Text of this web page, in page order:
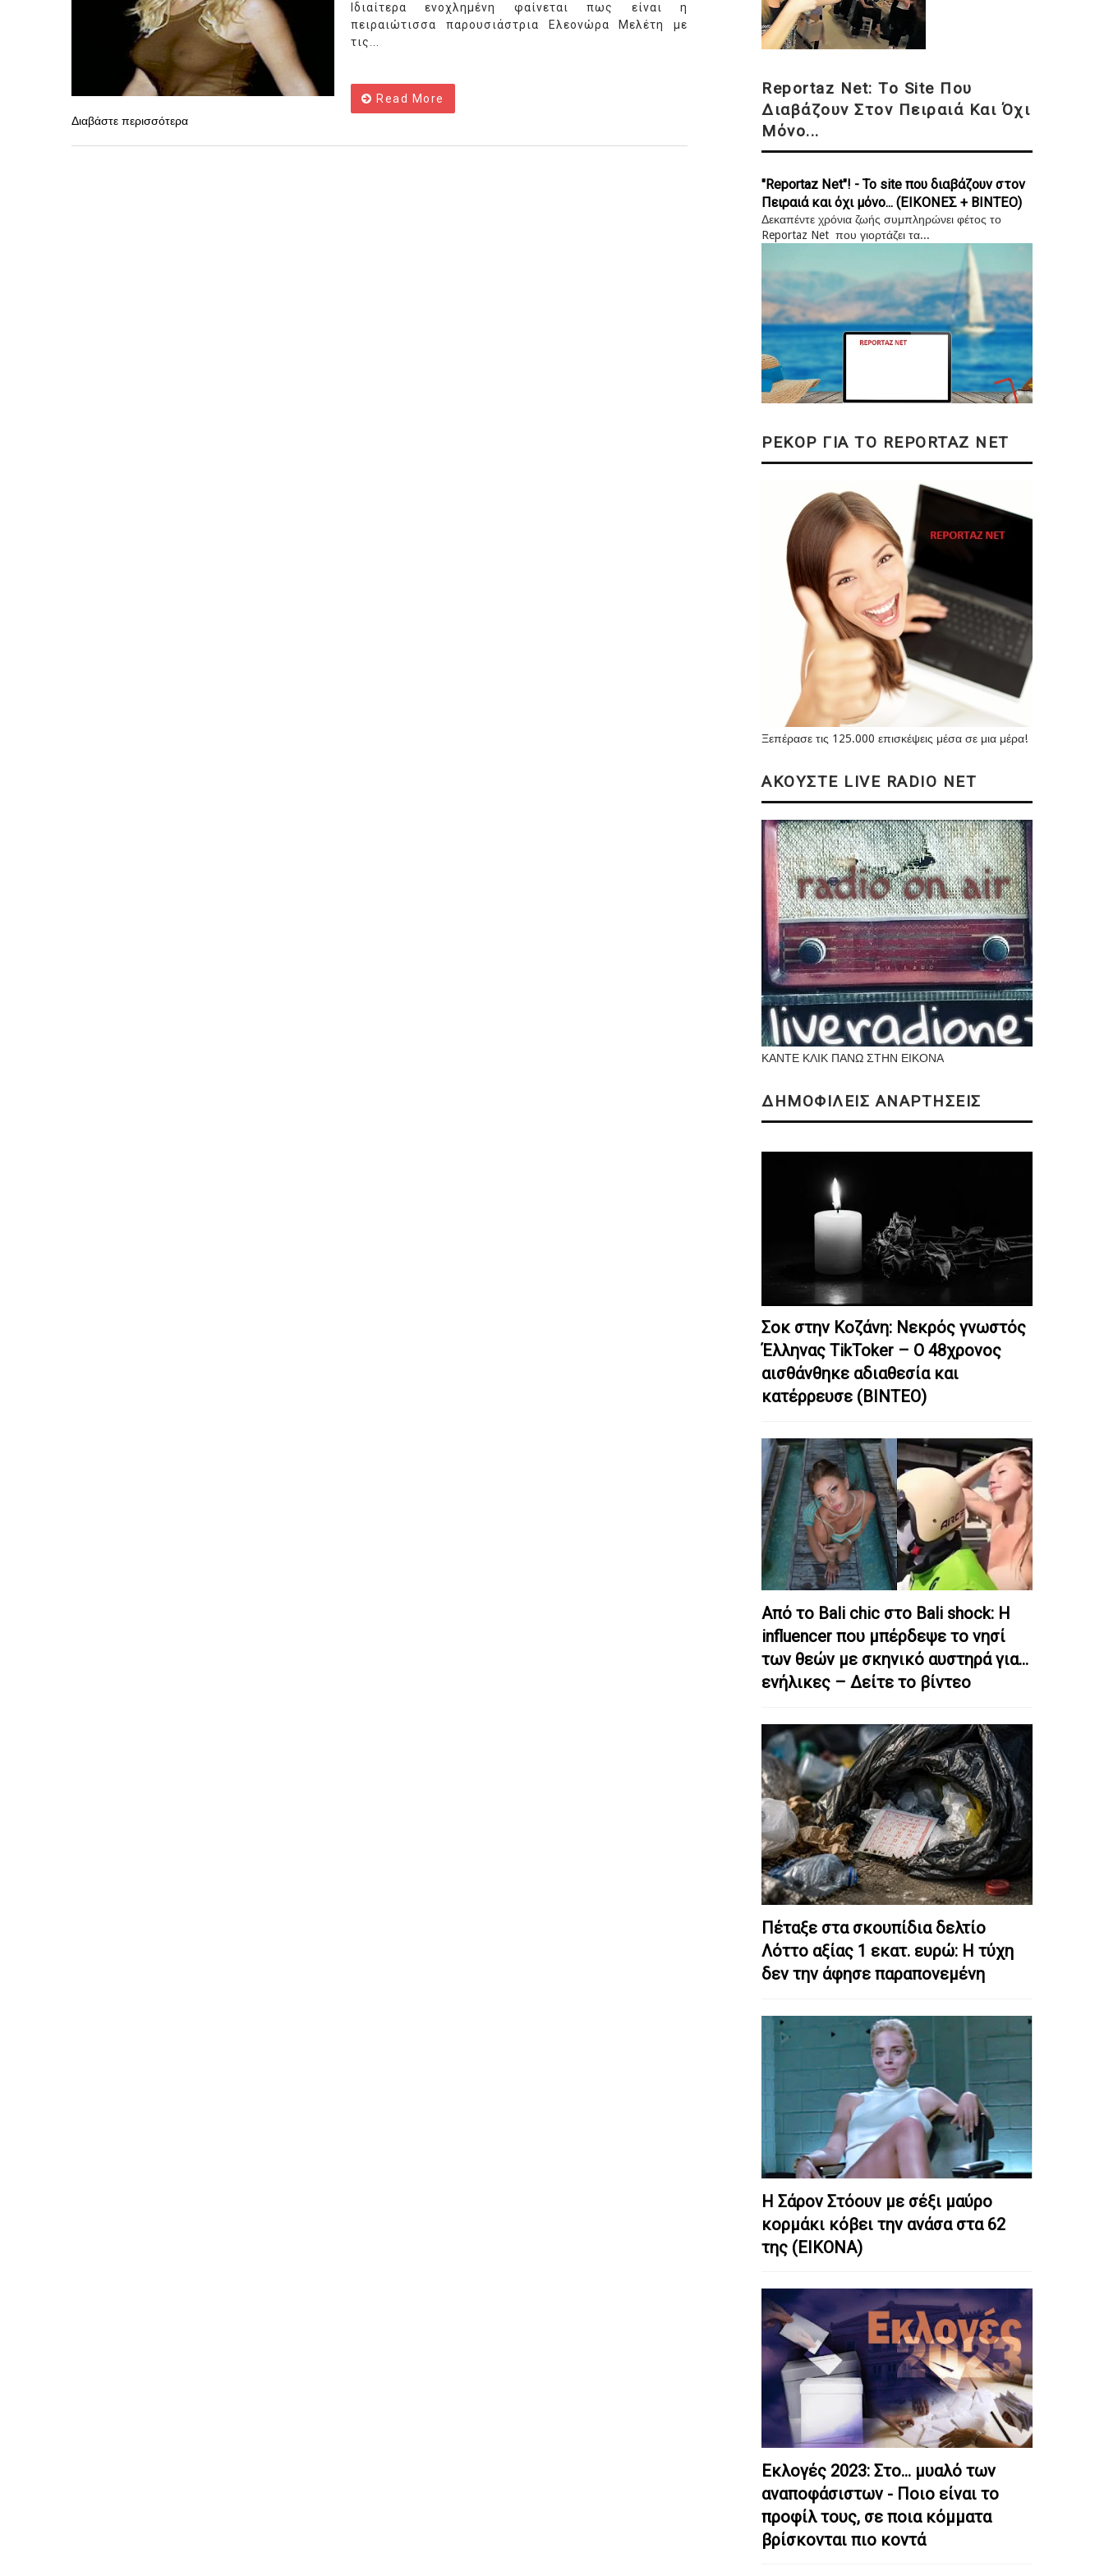
Ιδιαίτερα ενοχλημένη φαίνεται πως είναι η
πειραιώτισσα παρουσιάστρια Ελεονώρα Μελέτη με
τις...
Read More
Διαβάστε περισσότερα
Reportaz Net: Το Site Που
Διαβάζουν Στον Πειραιά Και Όχι
Μόνο...
"Reportaz Net"! - Το site που διαβάζουν στον
Πειραιά και όχι μόνο... (ΕΙΚΟΝΕΣ + ΒΙΝΤΕΟ)
Δεκαπέντε χρόνια ζωής συμπληρώνει φέτος το
Reportaz Net που γιορτάζει τα...
ΡΕΚΟΡ ΓΙΑ ΤΟ REPORTAZ NET
Ξεπέρασε τις 125.000 επισκέψεις μέσα σε μια μέρα!
ΑΚΟΥΣΤΕ LIVE RADIO NET
ΚΑΝΤΕ ΚΛΙΚ ΠΑΝΩ ΣΤΗΝ ΕΙΚΟΝΑ
ΔΗΜΟΦΙΛΕΙΣ ΑΝΑΡΤΗΣΕΙΣ
Σοκ στην Κοζάνη: Nεκρός γνωστός
Έλληνας TikToker – Ο 48χρονος
αισθάνθηκε αδιαθεσία και
κατέρρευσε (ΒΙΝΤΕΟ)
Από το Bali chic στο Bali shock: Η
influencer που μπέρδεψε το νησί
των θεών με σκηνικό αυστηρά για…
ενήλικες – Δείτε το βίντεο
Πέταξε στα σκουπίδια δελτίο
Λόττο αξίας 1 εκατ. ευρώ: Η τύχη
δεν την άφησε παραπονεμένη
Η Σάρον Στόουν με σέξι μαύρο
κορμάκι κόβει την ανάσα στα 62
της (ΕΙΚΟΝΑ)
Εκλογές 2023: Στο… μυαλό των
αναποφάσιστων - Ποιο είναι το
προφίλ τους, σε ποια κόμματα
βρίσκονται πιο κοντά